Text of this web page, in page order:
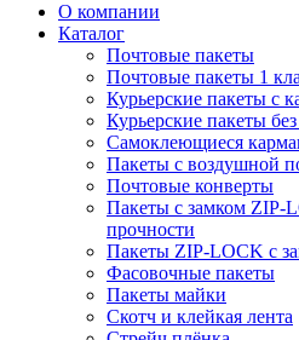
О компании
Каталог
Почтовые пакеты
Почтовые пакеты 1
Курьерские пакеты с
Курьерские пакеты
Самоклеющиеся
Пакеты с воздушной
Почтовые конверты
Пакеты с замком
прочности
Пакеты ZIP-LOCK с
Фасовочные пакеты
Пакеты майки
Скотч и клейкая лента